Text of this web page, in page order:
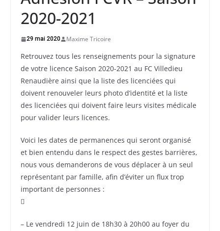
2020-2021
29 mai 2020 Maxime Tricoire
Retrouvez tous les renseignements pour la signature
de votre licence Saison 2020-2021 au FC Villedieu
Renaudière ainsi que la liste des licenciées qui
doivent renouveler leurs photo d’identité et la liste
des licenciées qui doivent faire leurs visites médicale
pour valider leurs licences.
Voici les dates de permanences qui seront organisé
et bien entendu dans le respect des gestes barrières,
nous vous demanderons de vous déplacer à un seul
représentant par famille, afin d’éviter un flux trop
important de personnes :

– Le vendredi 12 juin de 18h30 à 20h00 au foyer du